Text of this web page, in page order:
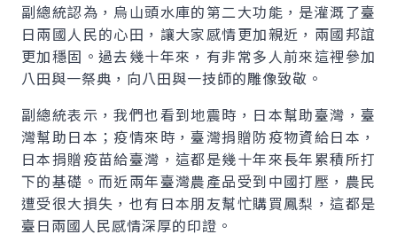
副總統認為，烏山頭水庫的第二大功能，是灌溉了臺
日兩國人民的心田，讓大家感情更加親近，兩國邦誼
更加穩固。過去幾十年來，有非常多人前來這裡參加
八田與一祭典，向八田與一技師的雕像致敬。
副總統表示，我們也看到地震時，日本幫助臺灣，臺
灣幫助日本；疫情來時，臺灣捐贈防疫物資給日本，
日本捐贈疫苗給臺灣，這都是幾十年來長年累積所打
下的基礎。而近兩年臺灣農產品受到中國打壓，農民
遭受很大損失，也有日本朋友幫忙購買鳳梨，這都是
臺日兩國人民感情深厚的印證。